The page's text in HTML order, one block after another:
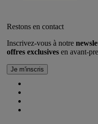
Restons en contact
Inscrivez-vous à notre
offres exclusives en avant-